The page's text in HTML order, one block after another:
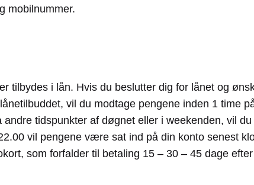
mobilnummer.
tilbydes i lån. Hvis du beslutter dig for lånet og
vil du modtage pengene inden 1 time
tidspunkter af døgnet eller i weekenden, vil
vil pengene være sat ind på din konto senest
som forfalder til betaling 15 – 30 – 45 dage